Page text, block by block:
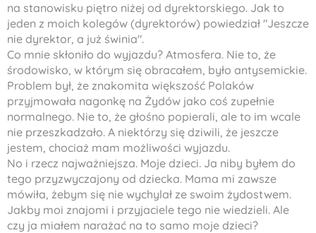
na stanowisku piętro niżej od dyrektorskiego. Jak to
jeden z moich kolegów (dyrektorów) powiedział "Jeszcze
nie dyrektor, a już świnia".
Co mnie skłoniło do wyjazdu? Atmosfera. Nie to, że
środowisko, w którym się obracałem, było antysemickie.
Problem był, że znakomita większość Polaków
przyjmowała nagonkę na Żydów jako coś zupełnie
normalnego. Nie to, że głośno popierali, ale to im wcale
nie przeszkadzało. A niektórzy się dziwili, że jeszcze
jestem, chociaż mam możliwości wyjazdu.
No i rzecz najważniejsza. Moje dzieci. Ja niby byłem do
tego przyzwyczajony od dziecka. Mama mi zawsze
mówiła, żebym się nie wychylał ze swoim żydostwem.
Jakby moi znajomi i przyjaciele tego nie wiedzieli. Ale
czy ja miałem narażać na to samo moje dzieci?